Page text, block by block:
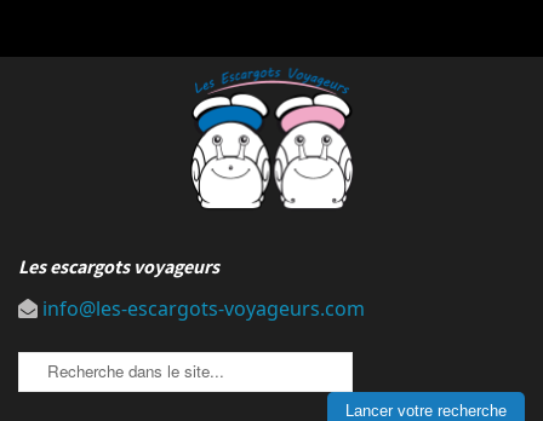
Les escargots voyageurs
info@les-escargots-voyageurs.com